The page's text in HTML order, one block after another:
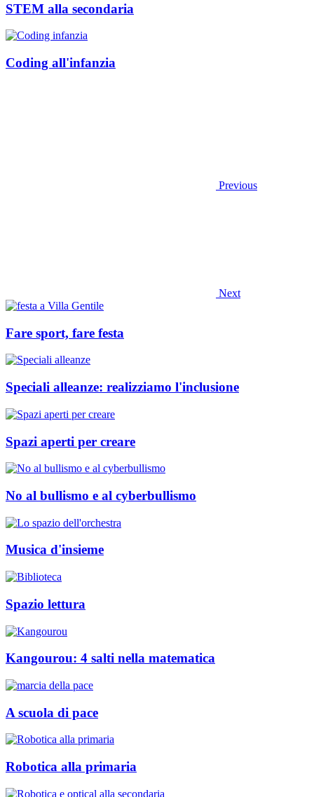
STEM alla secondaria
Coding all'infanzia
Previous
Next
Fare sport, fare festa
Speciali alleanze: realizziamo l'inclusione
Spazi aperti per creare
No al bullismo e al cyberbullismo
Musica d'insieme
Spazio lettura
Kangourou: 4 salti nella matematica
A scuola di pace
Robotica alla primaria